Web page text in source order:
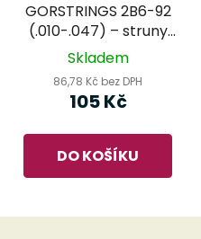
GORSTRINGS 2B6-92
(.010-.047) – struny
na akustickou kytaru
Skladem
86,78 Kč bez DPH
105 Kč
DO KOŠÍKU